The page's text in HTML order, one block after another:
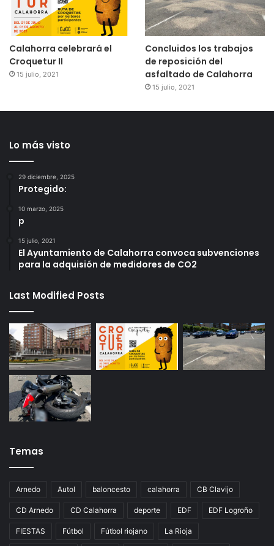
Calahorra celebrará el
Croquetur II
15 julio, 2021
Concluidos los trabajos
de reposición del
asfaltado de Calahorra
15 julio, 2021
Lo más visto
29 diciembre, 2025
Protegido:
10 marzo, 2025
p
15 julio, 2021
El Ayuntamiento de Calahorra convoca subvenciones
para la adquisión de medidores de CO2
Last Modified Posts
Temas
Arnedo Autol baloncesto calahorra CB Clavijo
CD Arnedo CD Calahorra deporte EDF EDF Logroño
FIESTAS Fútbol Fútbol riojano La Rioja